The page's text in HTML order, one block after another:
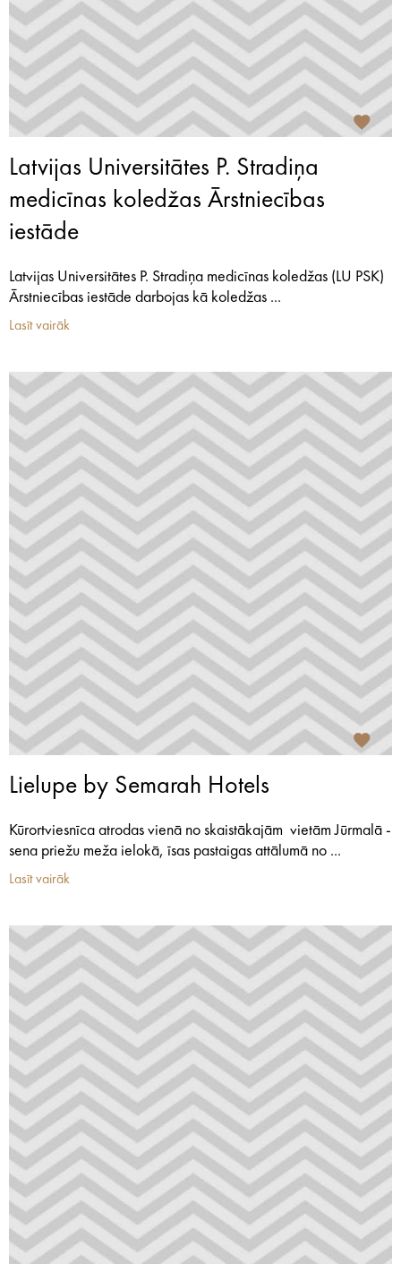
Latvijas Universitātes P. Stradiņa
medicīnas koledžas Ārstniecības
iestāde
Latvijas Universitātes P. Stradiņa medicīnas koledžas (LU PSK)
Ārstniecības iestāde darbojas kā koledžas ...
Lasīt vairāk
Lielupe by Semarah Hotels
Kūrortviesnīca atrodas vienā no skaistākajām vietām Jūrmalā -
sena priežu meža ielokā, īsas pastaigas attālumā no ...
Lasīt vairāk